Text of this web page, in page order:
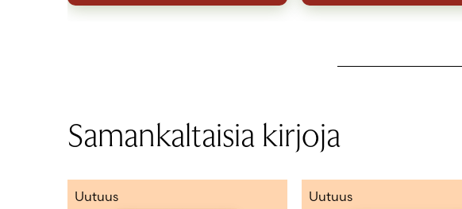
Samankaltaisia kirjoja
Uutuus Uutuus